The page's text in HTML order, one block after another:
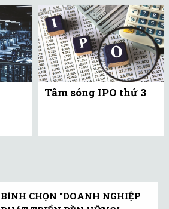
Tâm sóng IPO thứ 3
BÌNH CHỌN "DOANH NGHIỆP